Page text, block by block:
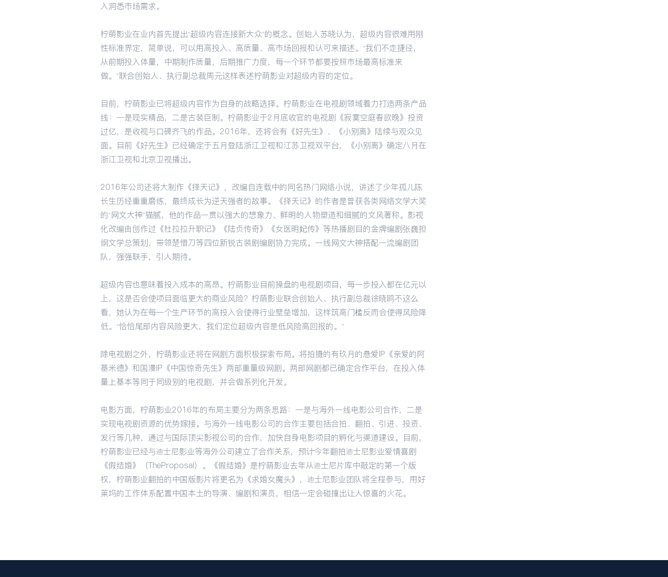
入洞悉市场需求。
柠萌影业在业内首先提出“超级内容连接新大众”的概念。创始人苏晓认为，超级内容很难用刚
性标准界定，简单说，可以用高投入、高质量、高市场回报和认可来描述。“我们不走捷径，
从前期投入体量，中期制作质量，后期推广力度，每一个环节都要按照市场最高标准来
做。”联合创始人、执行副总裁周元这样表述柠萌影业对超级内容的定位。
目前，柠萌影业已将超级内容作为自身的战略选择。柠萌影业在电视剧领域着力打造两条产品
线：一是现实精品，二是古装巨制。柠萌影业于2月底收官的电视剧《寂寞空庭春欲晚》投资
过亿，是收视与口碑齐飞的作品。2016年，还将会有《好先生》、《小别离》陆续与观众见
面。目前《好先生》已经确定于五月登陆浙江卫视和江苏卫视双平台，《小别离》确定八月在
浙江卫视和北京卫视播出。
2016年公司还将大制作《择天记》，改编自连载中的同名热门网络小说，讲述了少年孤儿陈
长生历经重重磨练，最终成长为逆天强者的故事。《择天记》的作者是曾获各类网络文学大奖
的“网文大神”猫腻，他的作品一贯以强大的想象力、鲜明的人物塑造和细腻的文风著称。影视
化改编由创作过《杜拉拉升职记》《陆贞传奇》《女医明妃传》等热播剧目的金牌编剧张巍担
纲文学总策划，带领楚惜刀等四位新锐古装剧编剧协力完成。一线网文大神搭配一流编剧团
队，强强联手，引人期待。
超级内容也意味着投入成本的高昂。柠萌影业目前操盘的电视剧项目，每一步投入都在亿元以
上，这是否会使项目面临更大的商业风险？柠萌影业联合创始人、执行副总裁徐晓鸥不这么
看，她认为在每一个生产环节的高投入会使得行业壁垒增加，这样筑高门槛反而会使得风险降
低。“恰恰尾部内容风险更大，我们定位超级内容是低风险高回报的。”
除电视剧之外，柠萌影业还将在网剧方面积极探索布局。将拍摄的有玖月的悬爱IP《亲爱的阿
基米德》和国漫IP《中国惊奇先生》两部重量级网剧。两部网剧都已确定合作平台，在投入体
量上基本等同于同级别的电视剧，并会做系列化开发。
电影方面，柠萌影业2016年的布局主要分为两条思路：一是与海外一线电影公司合作，二是
实现电视剧资源的优势嫁接。与海外一线电影公司的合作主要包括合拍、翻拍、引进、投资、
发行等几种，通过与国际顶尖影视公司的合作，加快自身电影项目的孵化与渠道建设。目前，
柠萌影业已经与迪士尼影业等海外公司建立了合作关系，预计今年翻拍迪士尼影业爱情喜剧
《假结婚》（TheProposal）。《假结婚》是柠萌影业去年从迪士尼片库中敲定的第一个版
权，柠萌影业翻拍的中国版影片将更名为《求婚女魔头》，迪士尼影业团队将全程参与，用好
莱坞的工作体系配置中国本土的导演、编剧和演员，相信一定会碰撞出让人惊喜的火花。